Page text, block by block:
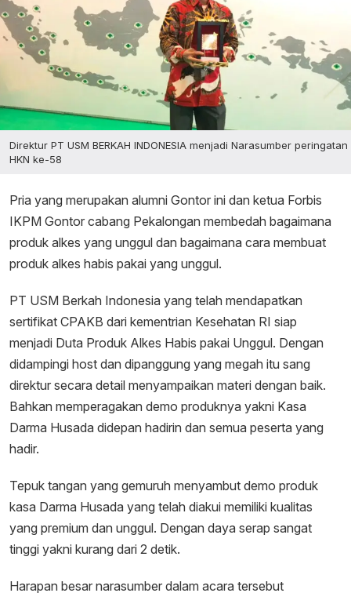
Direktur PT USM BERKAH INDONESIA menjadi Narasumber peringatan
HKN ke-58
Pria yang merupakan alumni Gontor ini dan ketua Forbis
IKPM Gontor cabang Pekalongan membedah bagaimana
produk alkes yang unggul dan bagaimana cara membuat
produk alkes habis pakai yang unggul.
PT USM Berkah Indonesia yang telah mendapatkan
sertifikat CPAKB dari kementrian Kesehatan RI siap
menjadi Duta Produk Alkes Habis pakai Unggul. Dengan
didampingi host dan dipanggung yang megah itu sang
direktur secara detail menyampaikan materi dengan baik.
Bahkan memperagakan demo produknya yakni Kasa
Darma Husada didepan hadirin dan semua peserta yang
hadir.
Tepuk tangan yang gemuruh menyambut demo produk
kasa Darma Husada yang telah diakui memiliki kualitas
yang premium dan unggul. Dengan daya serap sangat
tinggi yakni kurang dari 2 detik.
Harapan besar narasumber dalam acara tersebut